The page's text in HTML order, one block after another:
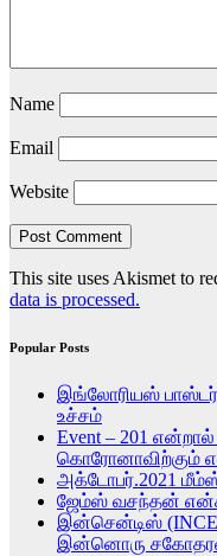
Name
Email
Website
This site uses Akismet to
data is processed.
Popular Posts
இங்லோரியஸ்
உச்சம்
Event – 201
கொரோனாவிற்கும்
அக்டோபர்.2021 மீம்ஸ்
ஜேம்ஸ் வசந்தன்
இன்சென்டிஸ்
இன்னொரு